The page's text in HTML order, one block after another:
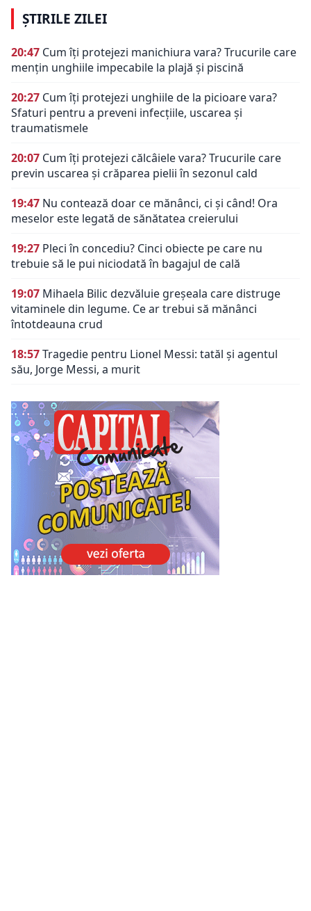
ȘTIRILE ZILEI
20:47 Cum îți protejezi manichiura vara? Trucurile care
mențin unghiile impecabile la plajă și piscină
20:27 Cum îți protejezi unghiile de la picioare vara?
Sfaturi pentru a preveni infecțiile, uscarea și
traumatismele
20:07 Cum îți protejezi călcâiele vara? Trucurile care
previn uscarea și crăparea pielii în sezonul cald
19:47 Nu contează doar ce mănânci, ci și când! Ora
meselor este legată de sănătatea creierului
19:27 Pleci în concediu? Cinci obiecte pe care nu
trebuie să le pui niciodată în bagajul de cală
19:07 Mihaela Bilic dezvăluie greșeala care distruge
vitaminele din legume. Ce ar trebui să mănânci
întotdeauna crud
18:57Tragedie pentru Lionel Messi: tatăl și agentul
său, Jorge Messi, a murit